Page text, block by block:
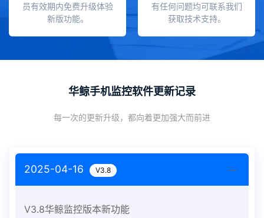
员有效期内免费升级体验
新版功能。
有任何问题均可联系我们
获取技术支持。
华鲸手机监控软件更新记录
每一次的更新升级，都向着更加强大而前进
2025-04-16 V3.8
V3.8华鲸监控版本新功能